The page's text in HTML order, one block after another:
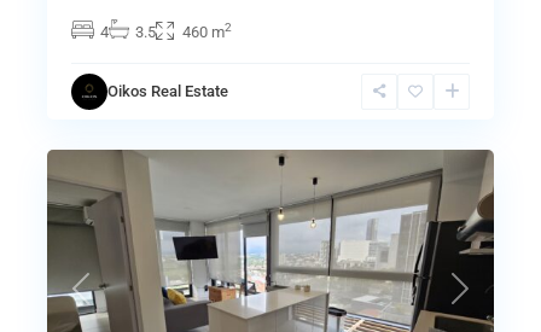
4 3.5 460 m2
Oikos Real Estate
Previous Next